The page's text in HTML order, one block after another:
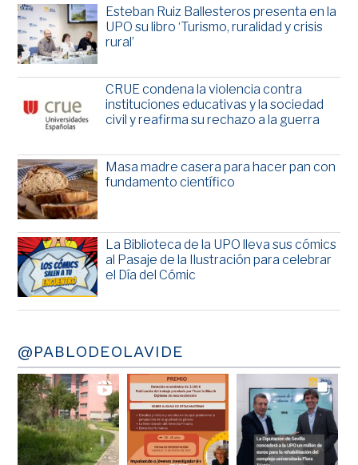
Esteban Ruiz Ballesteros presenta en la
UPO su libro ‘Turismo, ruralidad y crisis
rural’
CRUE condena la violencia contra
instituciones educativas y la sociedad
civil y reafirma su rechazo a la guerra
Masa madre casera para hacer pan con
fundamento científico
La Biblioteca de la UPO lleva sus cómics
al Pasaje de la Ilustración para celebrar
el Día del Cómic
@PABLODEOLAVIDE